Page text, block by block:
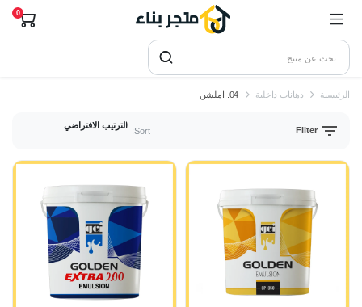
0
الرئيسية دهانات داخلية 04. املشن
Filter
Sort: